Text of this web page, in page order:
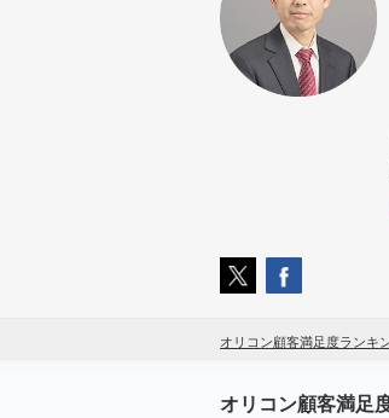
オリコン顧客満足度ランキ
オリコン顧客満足